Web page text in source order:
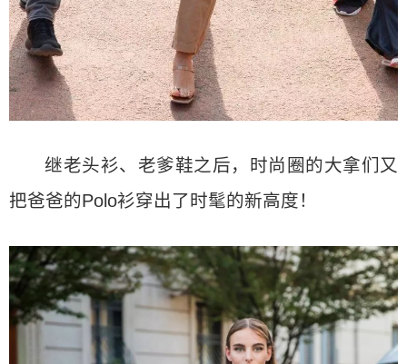
继老头衫、老爹鞋之后，时尚圈的大拿们又
把爸爸的Polo衫穿出了时髦的新高度！